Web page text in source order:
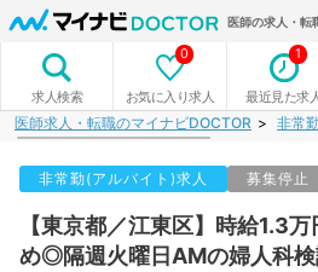
医師の求人・転
求人検索 お気に入り求人
0
最近見た求
1
医師求人・転職のマイナビDOCTOR 非常
非常勤(アルバイト)求人 募集停止
【東京都／江東区】時給1.3
め◎隔週火曜日AMの婦人科